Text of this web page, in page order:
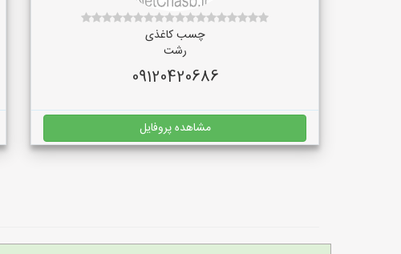
چسب کاغذی
رشت
09120420686
مشاهده پروفایل